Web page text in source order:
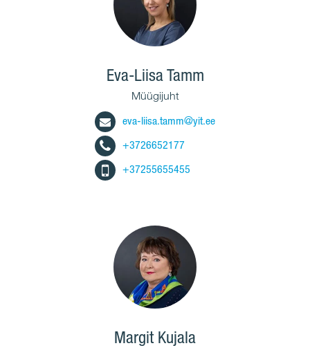
Eva-Liisa Tamm
Müügijuht
eva-liisa.tamm@yit.ee
+3726652177
+37255655455
Margit Kujala